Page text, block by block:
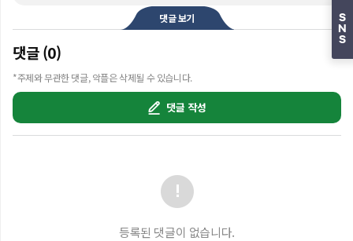
S
N
S
댓글 보기
댓글 (0)
*주제와 무관한 댓글, 악플은 삭제될 수 있습니다.
댓글 작성
등록된 댓글이 없습니다.